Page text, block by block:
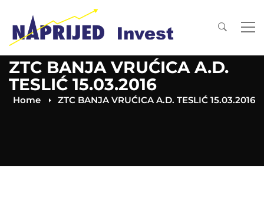
ZTC BANJA VRUĆICA A.D.
TESLIĆ 15.03.2016
Home ZTC BANJA VRUĆICA A.D. TESLIĆ 15.03.2016